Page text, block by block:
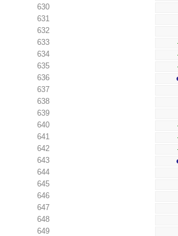
630
631
632
633
634
635
636
637
638
639
640
641
642
643
644
645
646
647
648
649